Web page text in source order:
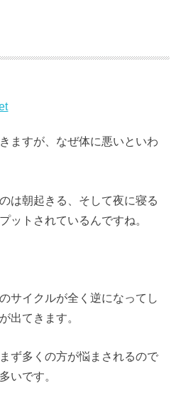
ますが、なぜ体に悪いといわ
は朝起きる、そして夜に寝る
ットされているんですね。
サイクルが全く逆になってし
出てきます。
ず多くの方が悩まされるので
いです。